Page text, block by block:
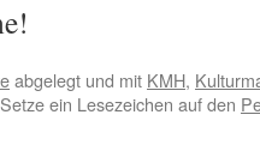
abgelegt und mit KMH,
ein Lesezeichen auf den